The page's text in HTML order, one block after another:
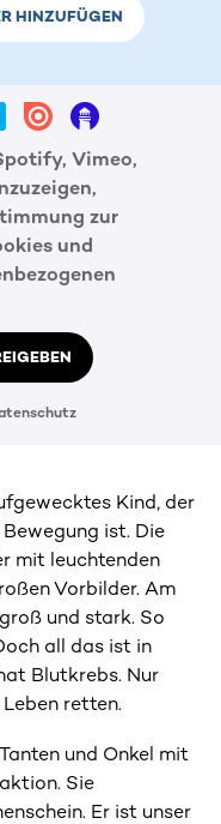
HINZUFÜGEN
Vimeo,
zur
und
Kind, der
ist. Die
mit leuchtenden
Vorbilder. Am
und stark. So
all das ist in
Blutkrebs. Nur
retten.
und Onkel mit
Sie
Er ist unser